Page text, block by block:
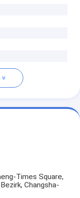
Times Square,
Changsha-